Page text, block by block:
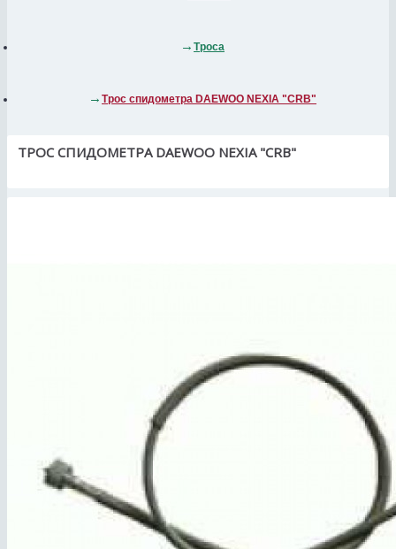
Троса
Трос спидометра DAEWOO NEXIA "CRB"
ТРОС СПИДОМЕТРА DAEWOO NEXIA "CRB"